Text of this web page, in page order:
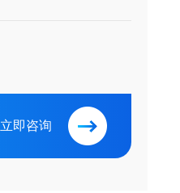
立即咨询